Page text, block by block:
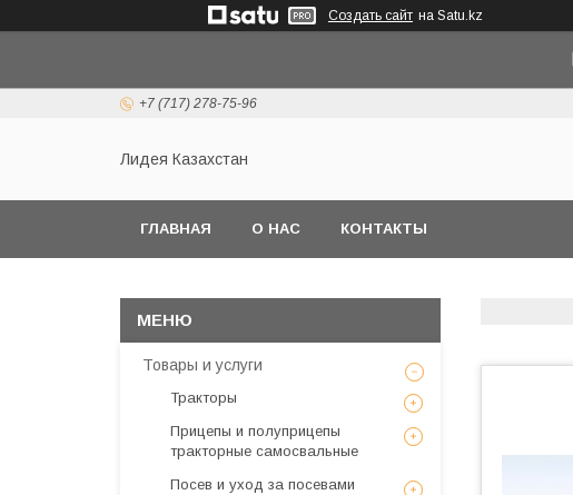
Создать сайт на Satu.kz
+7 (717) 278-75-96
Лидея Казахстан
ГЛАВНАЯ О НАС КОНТАКТЫ
Товары и услуги
Тракторы
Прицепы и полуприцепы
тракторные самосвальные
Посев и уход за посевами